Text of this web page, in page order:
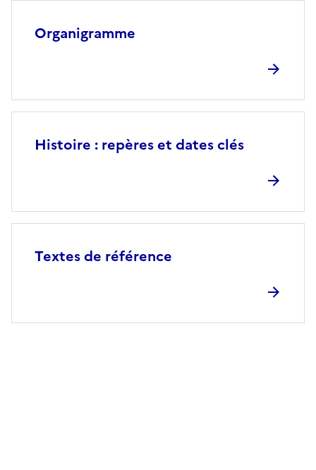
Organigramme
Histoire : repères et dates clés
Textes de référence